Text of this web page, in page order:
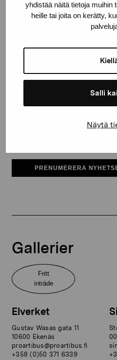
yhdistää näitä tietoja muihin
heille tai joita on kerätty,
Salli
Näytä
PRENUMERERA
Gallerier
Fritt
inträde
Elverket
Gustav Wasas gata 11
10600 Ekenäs
proartibus@proartibus.fi
+358 (0)50 371 6339